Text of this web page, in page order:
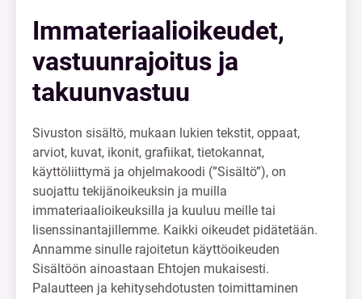
Immateriaalioikeudet,
vastuunrajoitus ja
takuunvastuu
Sivuston sisältö, mukaan lukien tekstit, oppaat,
arviot, kuvat, ikonit, grafiikat, tietokannat,
käyttöliittymä ja ohjelmakoodi (”Sisältö”), on
suojattu tekijänoikeuksin ja muilla
immateriaalioikeuksilla ja kuuluu meille tai
lisenssinantajillemme. Kaikki oikeudet pidätetään.
Annamme sinulle rajoitetun käyttöoikeuden
Sisältöön ainoastaan Ehtojen mukaisesti.
Palautteen ja kehitysehdotusten toimittaminen